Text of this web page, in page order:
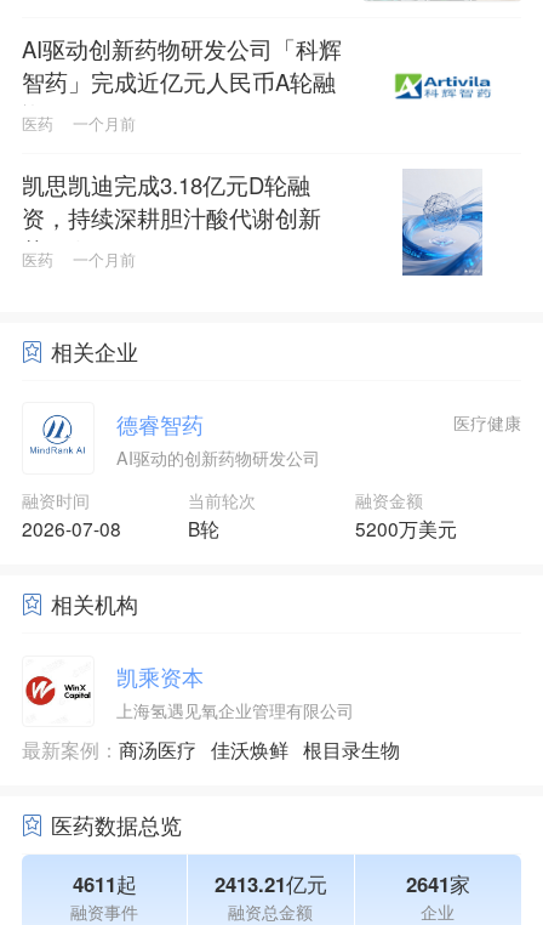
AI驱动创新药物研发公司「科辉
智药」完成近亿元人民币A轮融
资
医药 一个月前
凯思凯迪完成3.18亿元D轮融
资，持续深耕胆汁酸代谢创新
药研发
医药 一个月前
相关企业
德睿智药
AI驱动的创新药物研发公司
医疗健康
融资时间
2026-07-08
当前轮次
B轮
融资金额
5200万美元
相关机构
凯乘资本
上海氢遇见氧企业管理有限公司
最新案例： 商汤医疗 佳沃焕鲜 根目录生物
医药数据总览
4611起
融资事件
2413.21亿元
融资总金额
2641家
企业